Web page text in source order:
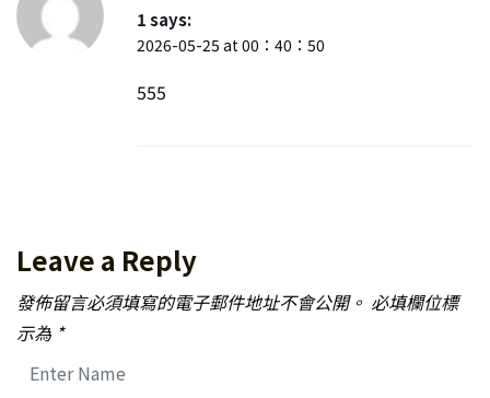
1says:
2026-05-25 at 00：40：50
555
Leave a Reply
發佈留言必須填寫的電子郵件地址不會公開。 必填欄位標
示為 *